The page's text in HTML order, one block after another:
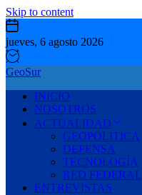
Skip to content
jueves, 6 agosto 2026
GeoSur
INICIO
NOSOTROS
ACTUALIDAD
GEOPOLITICA
DEFENSA
TECNOLOGÍA
RED FEDERAL
ENTREVISTAS